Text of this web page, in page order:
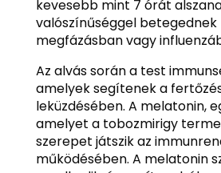
kevesebb mint 7 órát
valószínűséggel betegednek
megfázásban vagy
Az alvás során a test
amelyek segítenek a
leküzdésében. A melatonin,
amelyet a tobozmirigy
szerepet játszik az
működésében. A melatonin